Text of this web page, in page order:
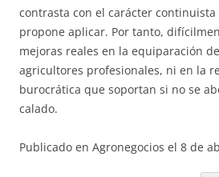
contrasta con el carácter
propone aplicar. Por tanto,
mejoras reales en la equiparación
agricultores profesionales, ni en la
burocrática que soportan si no se
calado.
Publicado en Agronegocios el 8 de